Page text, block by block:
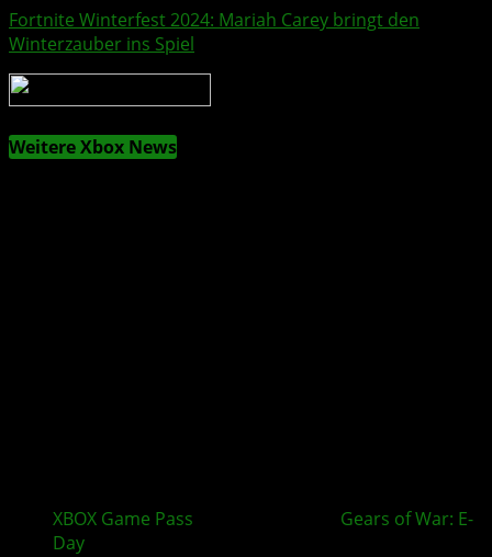
Fortnite Winterfest 2024: Mariah Carey bringt den
Winterzauber ins Spiel
Weitere Xbox News
XBOX Game Pass
Gears of War: E-
Day